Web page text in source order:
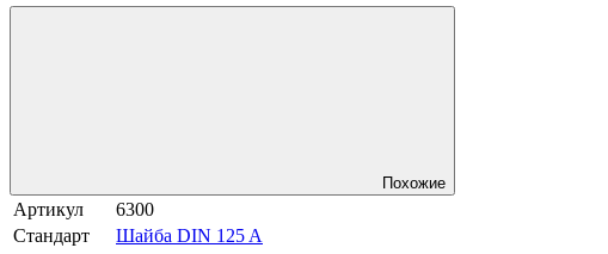
Похожие
Артикул
6300
Стандарт
Шайба DIN 125 A